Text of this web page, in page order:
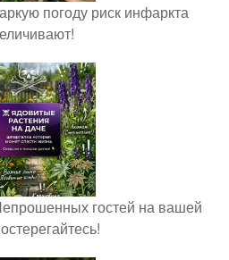
погоду риск инфаркта
гостей на вашей